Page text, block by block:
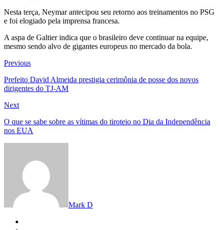
Nesta terça, Neymar antecipou seu retorno aos treinamentos no PSG
e foi elogiado pela imprensa francesa.
A aspa de Galtier indica que o brasileiro deve continuar na equipe,
mesmo sendo alvo de gigantes europeus no mercado da bola.
Navegação
de
Post
PreviousPrevious
Prefeito David Almeida prestigia cerimônia de posse dos novos
dirigentes do TJ-AM
NextNext
O que se sabe sobre as vítimas do tiroteio no Dia da Independência
nos EUA
Mark D